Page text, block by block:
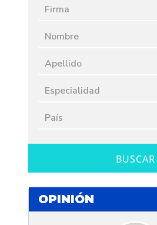
BUSCAR
OPINIÓN